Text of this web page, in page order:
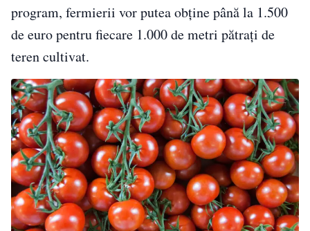
program, fermierii vor putea obține până la 1.500
de euro pentru fiecare 1.000 de metri pătrați de
teren cultivat.